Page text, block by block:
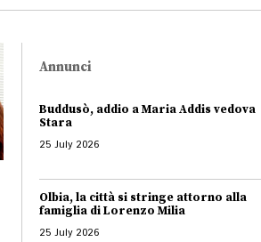
Annunci
Buddusò, addio a Maria Addis vedova
Stara
25 July 2026
Olbia, la città si stringe attorno alla
famiglia di Lorenzo Milia
25 July 2026